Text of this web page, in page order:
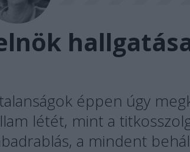
éppen úgy
létét, mint a
a mindent